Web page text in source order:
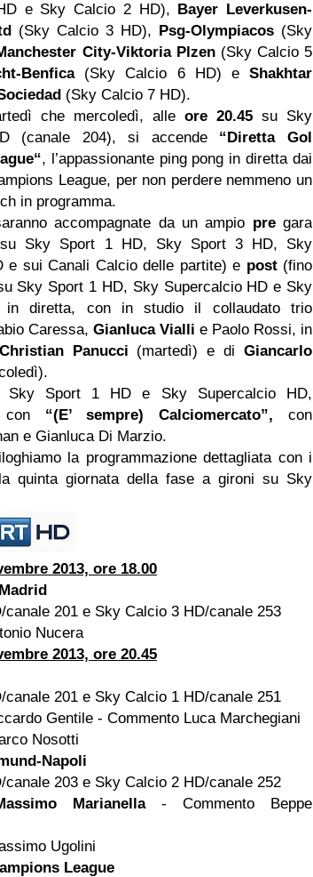
e Sky Calcio 2 HD), Bayer Leverkusen-
(Sky Calcio 3 HD), Psg-Olympiacos (Sky
City-Viktoria Plzen (Sky Calcio 5
Benfica(Sky Calcio 6 HD) eShakhtar
(Sky Calcio 7 HD).
che mercoledì, alle ore 20.45 su Sky
(canale 204), si accende “Diretta Gol
, l’appassionante ping pong in diretta dai
League, per non perdere nemmeno un
in programma.
accompagnate da un ampio pregara
su Sky Sport 1 HD, Sky Sport 3 HD, Sky
e sui Canali Calcio delle partite) e post (fino
Sky Sport 1 HD, Sky Supercalcio HD e Sky
diretta, con in studio il collaudato trio
Caressa, Gianluca Vialli e Paolo Rossi, in
Christian Panucci (martedì) e diGiancarlo
Sky Sport 1 HD e Sky Supercalcio HD,
con“(E’ sempre) Calciomercato”, con
e Gianluca Di Marzio.
la programmazione dettagliata con i
quinta giornata della fase a gironi su Sky
2013, ore 18.00
canale 201 e Sky Calcio 3 HD/canale 253
Nucera
2013, ore 20.45
canale 201 e Sky Calcio 1 HD/canale 251
Gentile - Commento Luca Marchegiani
Nosotti
Napoli
canale 203 e Sky Calcio 2 HD/canale 252
Marianella- Commento Beppe
Ugolini
League